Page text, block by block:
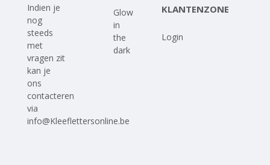
Indien je
nog
steeds
met
vragen zit
kan je
ons
contacteren
via
info@Kleeflettersonline.be
Glow
in
the
dark
KLANTENZONE
Login